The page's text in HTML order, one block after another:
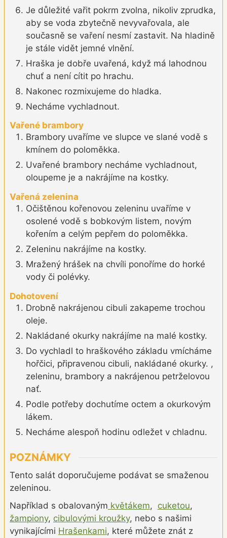
Je důležité vařit pokrm zvolna, nikoliv zprudka,
aby se voda zbytečně nevyvařovala, ale
současně se vaření nesmí zastavit. Na hladině
je stále vidět jemné vlnění.
Hraška je dobře uvařená, když má lahodnou
chuť a není cítit po hrachu.
Nakonec rozmixujeme do hladka.
Necháme vychladnout.
Vařené brambory
Brambory uvaříme ve slupce ve slané vodě s
kmínem do poloměkka.
Uvařené brambory necháme vychladnout,
oloupeme je a nakrájíme na kostky.
Vařená zelenina
Očištěnou kořenovou zeleninu uvaříme v
osolené vodě s bobkovým listem, novým
kořením a celým pepřem do poloměkka.
Zeleninu nakrájíme na kostky.
Mražený hrášek na chvíli ponoříme do horké
vody či polévky.
Dohotovení
Drobně nakrájenou cibuli zakapeme trochou
oleje.
Nakládané okurky nakrájíme na malé kostky.
Do vychladl to hraškového základu vmícháme
hořčici, připravenou cibuli, nakládané okurky. ,
zeleninu, brambory a nakrájenou petrželovou
nať.
Podle potřeby dochutíme octem a okurkovým
lákem.
Necháme alespoň hodinu odležet v chladnu.
POZNÁMKY
Tento salát doporučujeme podávat se smaženou
zeleninou.
Například s obalovaným květákem, cuketou,
žampiony, cibulovými kroužky, nebo s našimi
vynikajícími Hrašenkami, které můžete znát z